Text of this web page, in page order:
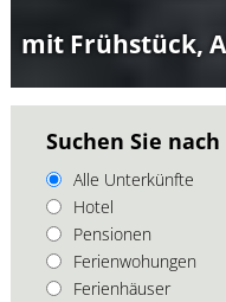
mit Frühstück,
Suchen Sie
Alle Unterkünfte
Hotel
Pensionen
Ferienwohungen
Ferienhäuser